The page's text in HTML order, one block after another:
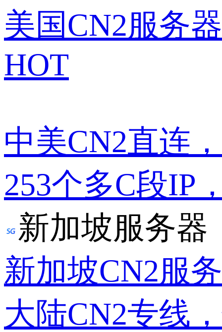
美国CN2服务器
HOT
中美CN2直连
253个多C段IP
新加坡服务器
新加坡CN2服
大陆CN2专线